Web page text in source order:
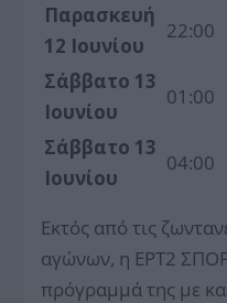
Παρασκευή
12 Ιουνίου
22:00
Σάββατο 13
Ιουνίου
01:00
Σάββατο 13
Ιουνίου
04:00
Εκτός από τις
αγώνων, η ΕΡΤ2
πρόγραμμά της με